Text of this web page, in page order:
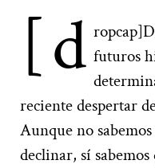
[d futuros
reciente despertar
Aunque no
declinar, sí